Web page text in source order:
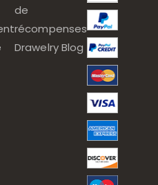
de
récompenses
Drawelry Blog